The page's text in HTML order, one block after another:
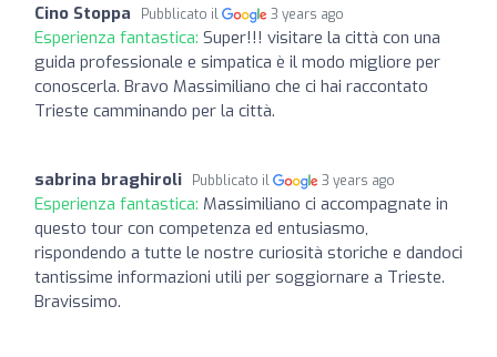
Cino Stoppa Pubblicato il 3 years ago
Esperienza fantastica: Super!!! visitare la città con una
guida professionale e simpatica è il modo migliore per
conoscerla. Bravo Massimiliano che ci hai raccontato
Trieste camminando per la città.
sabrina braghiroli Pubblicato il 3 years ago
Esperienza fantastica: Massimiliano ci accompagnate in
questo tour con competenza ed entusiasmo,
rispondendo a tutte le nostre curiosità storiche e dandoci
tantissime informazioni utili per soggiornare a Trieste.
Bravissimo.